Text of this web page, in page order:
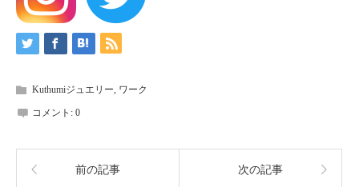
Kuthumiジュエリー, ワーク
コメント: 0
前の記事 次の記事